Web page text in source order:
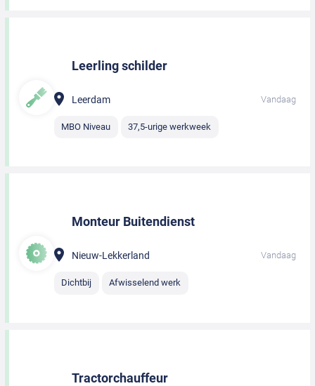
Leerling schilder
Leerdam Vandaag
MBO Niveau 37,5-urige werkweek
Monteur Buitendienst
Nieuw-Lekkerland Vandaag
Dichtbij Afwisselend werk
Tractorchauffeur